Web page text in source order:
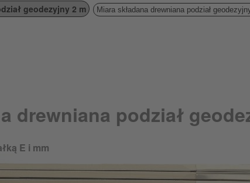
geodezyjny 2 m Miara składana drewniana podział
drewniana podział
E i mm